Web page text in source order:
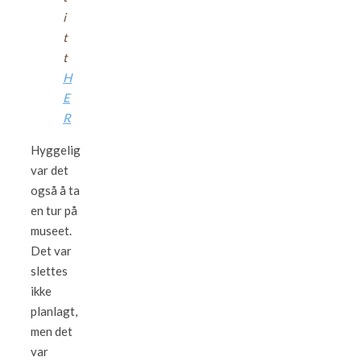
i
t
t
H
E
R
Hyggelig
var det
også å ta
en tur på
museet.
Det var
slettes
ikke
planlagt,
men det
var